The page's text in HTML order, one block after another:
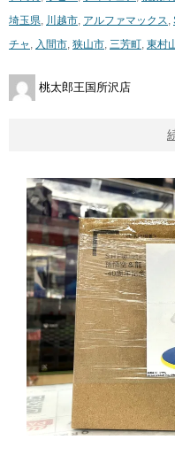
埼玉県, 川越市, アルファマックス,
チャ , 入間市, 狭山市, 三芳町, 東村
桃太郎王国所沢店